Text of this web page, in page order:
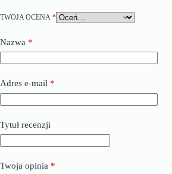
TWOJA OCENA *
Nazwa *
Adres e-mail *
Tytuł recenzji
Twoja opinia *